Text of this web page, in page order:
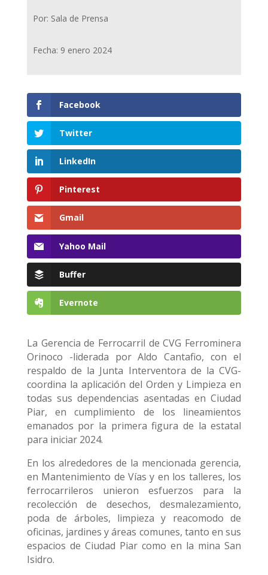
Por: Sala de Prensa
Fecha: 9 enero 2024
Facebook
Twitter
LinkedIn
Pinterest
Gmail
Yahoo Mail
Buffer
Evernote
La Gerencia de Ferrocarril de CVG Ferrominera
Orinoco -liderada por Aldo Cantafio, con el
respaldo de la Junta Interventora de la CVG-
coordina la aplicación del Orden y Limpieza en
todas sus dependencias asentadas en Ciudad
Piar, en cumplimiento de los lineamientos
emanados por la primera figura de la estatal
para iniciar 2024.
En los alrededores de la mencionada gerencia,
en Mantenimiento de Vías y en los talleres, los
ferrocarrileros unieron esfuerzos para la
recolección de desechos, desmalezamiento,
poda de árboles, limpieza y reacomodo de
oficinas, jardines y áreas comunes, tanto en sus
espacios de Ciudad Piar como en la mina San
Isidro.